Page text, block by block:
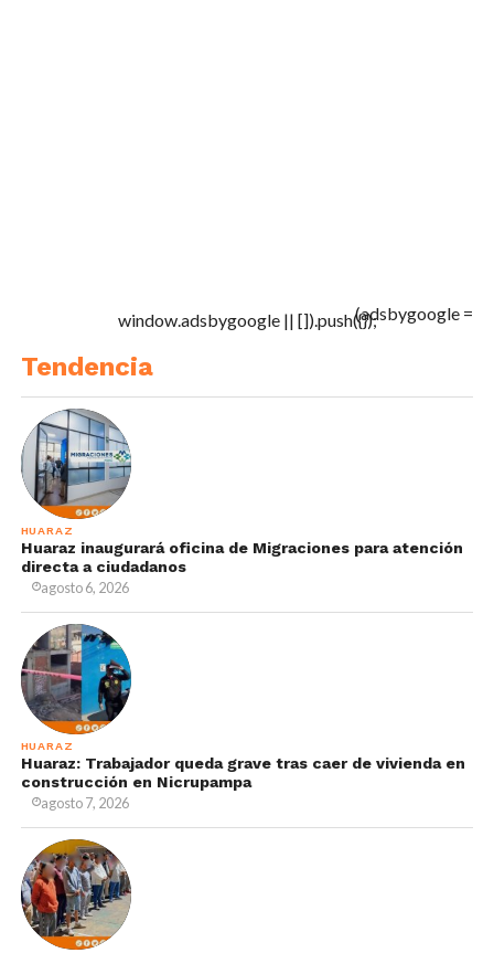
(adsbygoogle =
window.adsbygoogle || []).push({});
Tendencia
HUARAZ
Huaraz inaugurará oficina de Migraciones para atención
directa a ciudadanos
agosto 6, 2026
HUARAZ
Huaraz: Trabajador queda grave tras caer de vivienda en
construcción en Nicrupampa
agosto 7, 2026